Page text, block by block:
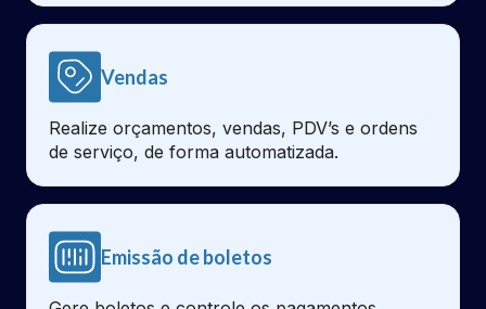
Vendas
Realize orçamentos, vendas, PDV’s e ordens
de serviço, de forma automatizada.
Emissão de boletos